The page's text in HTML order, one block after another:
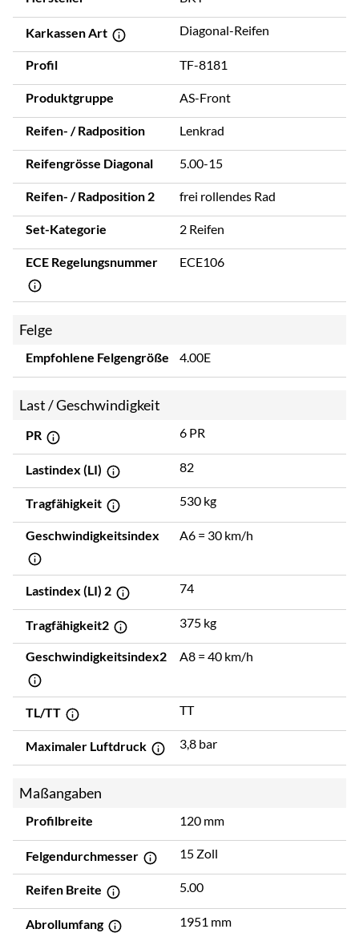
Karkassen Art Diagonal-Reifen
Profil TF-8181
Produktgruppe AS-Front
Reifen- / Radposition Lenkrad
Reifengrösse Diagonal 5.00-15
Reifen- / Radposition 2 frei rollendes Rad
Set-Kategorie 2 Reifen
ECE Regelungsnummer ECE106
Felge
Empfohlene Felgengröße 4.00E
Last / Geschwindigkeit
PR 6 PR
Lastindex (LI) 82
Tragfähigkeit 530 kg
Geschwindigkeitsindex A6 = 30 km/h
Lastindex (LI) 2 74
Tragfähigkeit2 375 kg
Geschwindigkeitsindex2 A8 = 40 km/h
TL/TT TT
Maximaler Luftdruck 3,8 bar
Maßangaben
Profilbreite 120 mm
Felgendurchmesser 15 Zoll
Reifen Breite 5.00
Abrollumfang 1951 mm